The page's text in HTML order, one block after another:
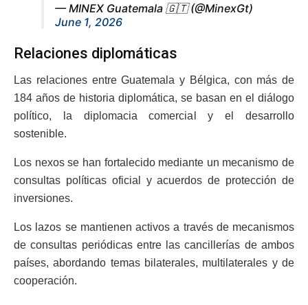
— MINEX Guatemala 🇬🇹 (@MinexGt)
June 1, 2026
Relaciones diplomáticas
Las relaciones entre Guatemala y Bélgica, con más de
184 años de historia diplomática, se basan en el diálogo
político, la diplomacia comercial y el desarrollo
sostenible.
Los nexos se han fortalecido mediante un mecanismo de
consultas políticas oficial y acuerdos de protección de
inversiones.
Los lazos se mantienen activos a través de mecanismos
de consultas periódicas entre las cancillerías de ambos
países, abordando temas bilaterales, multilaterales y de
cooperación.